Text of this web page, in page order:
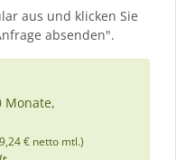
aus und klicken Sie
absenden".
Monate,
€ netto mtl.)